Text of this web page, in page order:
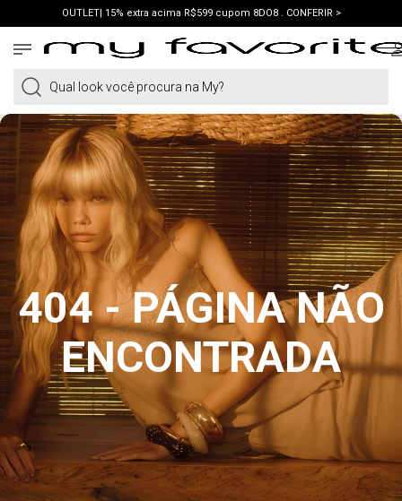
OUTLET| 15% extra acima R$599 cupom 8DO8 . CONFERIR >
PRIMEIRA COMPRA | ganhe 10% cupom WELCOME. VER LOOKS >
Qual look você procura na My?
404 - PÁGINA NÃO
ENCONTRADA